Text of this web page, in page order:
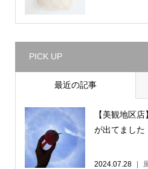
PICK UP
最近の記事
【美観地区
が出てました
2024.07.28